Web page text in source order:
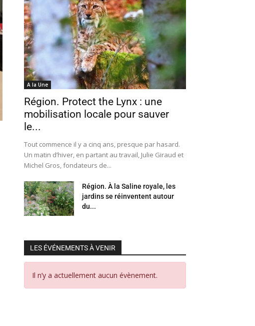
A la Une
Région. Protect the Lynx : une
mobilisation locale pour sauver
le...
Tout commence il y a cinq ans, presque par hasard.
Un matin d’hiver, en partant au travail, Julie Giraud et
Michel Gros, fondateurs de...
Région. À la Saline royale, les
jardins se réinventent autour
du...
LES ÉVÉNEMENTS À VENIR
Il n’y a actuellement aucun évènement.